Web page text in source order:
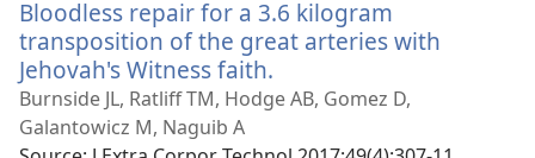
Bloodless repair for a 3.6 kilogram
transposition of the great arteries with
Jehovah's Witness faith.
у
Burnside JL, Ratliff TM, Hodge AB, Gomez D,
Galantowicz M, Naguib A